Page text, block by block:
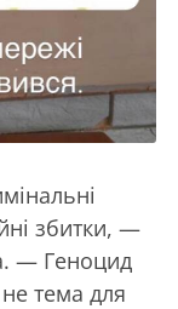
збитки, —
— Геноцид
тема для